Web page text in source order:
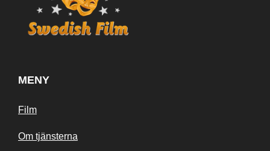
MENY
Film
Om tjänsterna